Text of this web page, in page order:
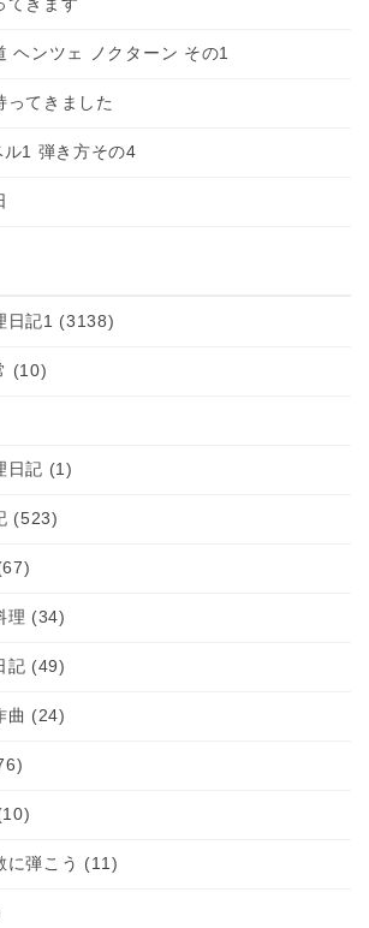
てきます
ヘンツェ ノクターン その1
ってきました
1 弾き方その4
日記1 (3138)
(10)
日記 (1)
(523)
理 (34)
記 (49)
曲 (24)
に弾こう (11)